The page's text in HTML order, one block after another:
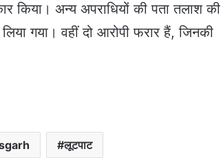
किया। अन्य अपराधियों की पता तलाश की
गया। वहीं दो आरोपी फरार हैं, जिनकी
लूटपाट